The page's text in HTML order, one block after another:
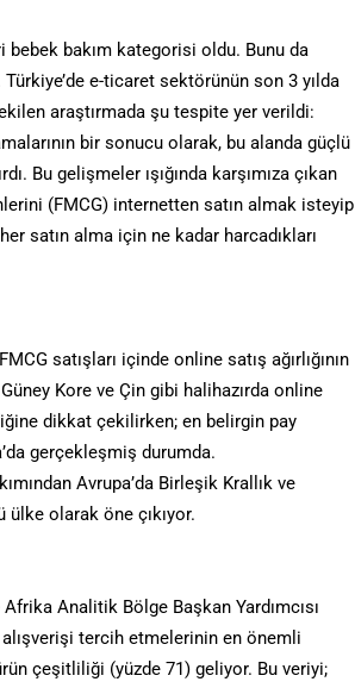
bakım kategorisi oldu. Bunu da
e-ticaret sektörünün son 3 yılda
araştırmada şu tespite yer verildi:
bir sonucu olarak, bu alanda güçlü
Bu gelişmeler ışığında karşımıza çıkan
(FMCG) internetten satın almak isteyip
satın alma için ne kadar harcadıkları
satışları içinde online satış ağırlığının
Kore ve Çin gibi halihazırda online
dikkat çekilirken; en belirgin pay
gerçekleşmiş durumda.
Avrupa’da Birleşik Krallık ve
ülke olarak öne çıkıyor.
Analitik Bölge Başkan Yardımcısı
tercih etmelerinin en önemli
çeşitliliği (yüzde 71) geliyor. Bu veriyi;